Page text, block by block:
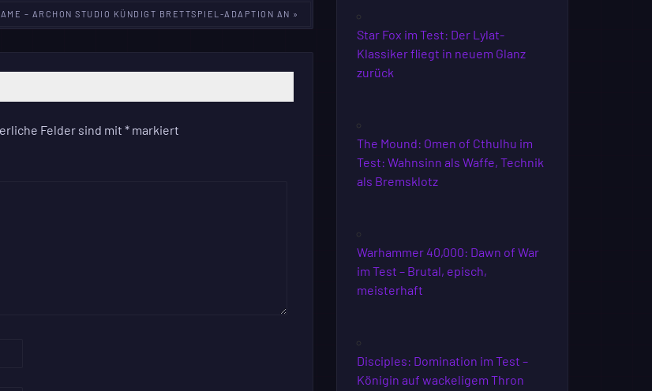
– ARCHON STUDIO KÜNDIGT BRETTSPIEL-ADAPTION AN »
Felder sind mit *markiert
Star Fox im Test: Der Lylat-
Klassiker fliegt in neuem Glanz
zurück
The Mound: Omen of Cthulhu im
Test: Wahnsinn als Waffe, Technik
als Bremsklotz
Warhammer 40,000: Dawn of War
im Test – Brutal, episch,
meisterhaft
Disciples: Domination im Test –
Königin auf wackeligem Thron